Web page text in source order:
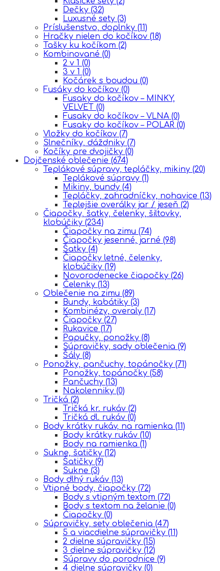
Dečky (32)
Luxusné sety (3)
Príslušenstvo, doplnky (11)
Hračky nielen do kočíkov (18)
Tašky ku kočíkom (2)
Kombinované (0)
2 v 1 (0)
3 v 1 (0)
Kočárek s boudou (0)
Fusáky do kočíkov (0)
Fusaky do kočíkov – MINKY,
VELVET (0)
Fusaky do kočíkov – VLNA (0)
Fusaky do kočíkov – POLAR (0)
Vložky do kočíkov (7)
Slnečníky, dáždniky (7)
Kočíky pre dvojičky (0)
Dojčenské oblečenie (674)
Teplákové súpravy, tepláčky, mikiny (20)
Teplákové súpravy (1)
Mikiny, bundy (4)
Tepláčky, zahradníčky, nohavice (13)
Teplejšie overálky jar / jeseň (2)
Čiapočky, šatky, čelenky, šiltovky,
klobúčiky (234)
Čiapočky na zimu (74)
Čiapočky jesenné, jarné (98)
Šatky (4)
Čiapočky letné, čelenky,
klobúčiky (19)
Novorodenecke čiapočky (26)
Čelenky (13)
Oblečenie na zimu (89)
Bundy, kabátiky (3)
Kombinézy, overaly (17)
Čiapočky (27)
Rukavice (17)
Papučky, ponožky (8)
Súpravičky, sady oblečenia (9)
Šály (8)
Ponožky, pančuchy, topánočky (71)
Ponožky, topánočky (58)
Pančuchy (13)
Nakolenniky (0)
Tričká (2)
Tričká kr. rukáv (2)
Tričká dl. rukáv (0)
Body krátky rukáv, na ramienka (11)
Body krátky rukáv (10)
Body na ramienka (1)
Sukne, šatičky (12)
Šatičky (9)
Sukne (3)
Body dlhý rukáv (13)
Vtipné body, čiapočky (72)
Body s vtipným textom (72)
Body s textom na želanie (0)
Čiapočky (0)
Súpravičky, sety oblečenia (47)
5 a viacdielne súpravičky (11)
2 dielne súpravičky (15)
3 dielne súpravičky (12)
Súpravy do porodnice (9)
4 dielne súpravičky (0)